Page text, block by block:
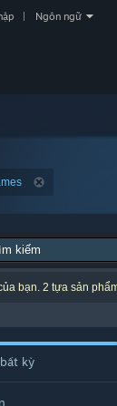
Ngôn ngữ
bạn. 2 tựa sản
kỳ